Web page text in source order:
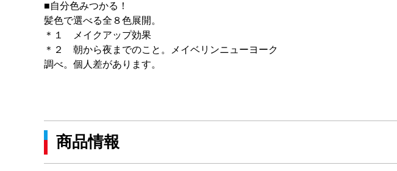
■自分色みつかる！
髪色で選べる全８色展開。
＊１ メイクアップ効果
＊２ 朝から夜までのこと。メイベリンニューヨーク
調べ。個人差があります。
商品情報